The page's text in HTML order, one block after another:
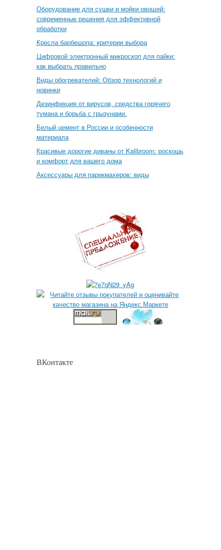
Оборудование для сушки и мойки овощей:
современные решения для эффективной
обработки
Кресла барбешопа: критерии выбора
Цифровой электронный микроскоп для пайки:
как выбрать правильно
Виды обогревателей: Обзор технологий и
новинки
Дезинфекция от вирусов, средства горячего
тумана и борьба с грызунами.
Белый цемент в России и особенности
материала
Красивые дорогие диваны от Kalibroom: роскошь
и комфорт для вашего дома
Аксессуары для парикмахеров: виды
ВКонтакте